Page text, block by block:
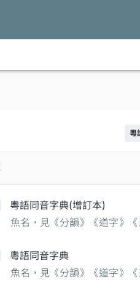
粵
粵語同音字典(增訂本)
魚名，見《分韻》《道字》《
粵語同音字典
魚名，見《分韻》《道字》《